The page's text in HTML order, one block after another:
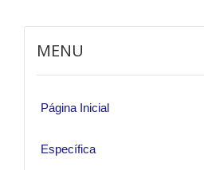
MENU
Página Inicial
Específica